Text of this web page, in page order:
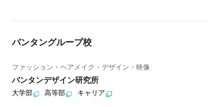
バンタングループ校
ファッション・ヘアメイク・デザイン・映像
バンタンデザイン研究所
大学部 高等部 キャリア